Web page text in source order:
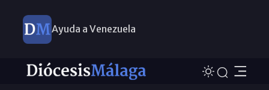
Ayuda a Venezuela